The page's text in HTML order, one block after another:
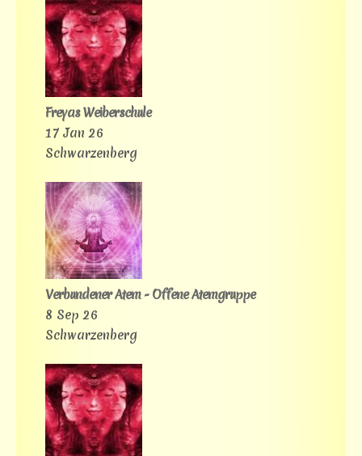
Freyas Weiberschule
17 Jan 26
Schwarzenberg
Verbundener Atem - Offene Atemgruppe
8 Sep 26
Schwarzenberg